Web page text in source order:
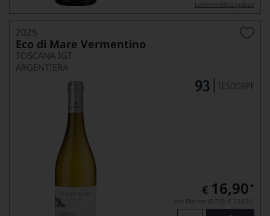
Lebensmittel­angaben
2025
Eco di Mare Vermentino
TOSCANA IGT
ARGENTIERA
€ 16,90 *
pro Flasche (0.75l), € 22,53/L